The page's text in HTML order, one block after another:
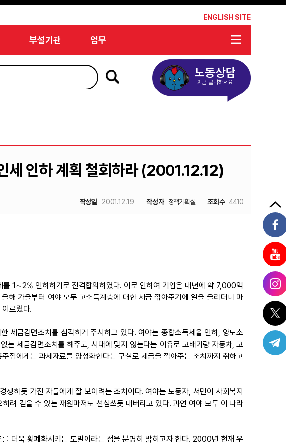
ENGLISH SITE
부설기관 업무
노동상담
지금 클릭하세요
세 인하 계획 철회하라 (2001.12.12)
작성일 2001.12.19 작성자 정책기획실 조회수 4410
를 1∼2% 인하하기로 전격합의하였다. 이로 인하여 기업은 내년에 약 7,000억
가을부터 여야 모두 고소득계층에 대한 세금 깎아주기에 열을 올리더니 마
르렀다.
세금감면조치를 심각하게 주시하고 있다. 여야는 종합소득세율 인하, 양도소
는 세금감면조치를 해주고, 시대에 맞지 않는다는 이유로 고배기량 자동차, 고
점에게는 과세자료를 양성화한다는 구실로 세금을 깍아주는 조치까지 취하고
쟁하듯 가진 자들에게 잘 보이려는 조치이다. 여야는 노동자, 서민이 사회복지
려 걷을 수 있는 재원마저도 선심쓰듯 내버리고 있다. 과연 여야 모두 이 나라
더욱 황폐화시키는 도발이라는 점을 분명히 밝히고자 한다. 2000년 현재 우